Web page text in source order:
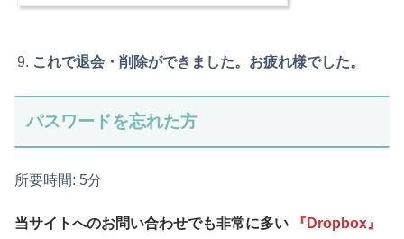
これで退会・削除ができました。お疲れ様でした。
パスワードを忘れた方
所要時間: 5分
当サイトへのお問い合わせでも非常に多い
『Dropbox』